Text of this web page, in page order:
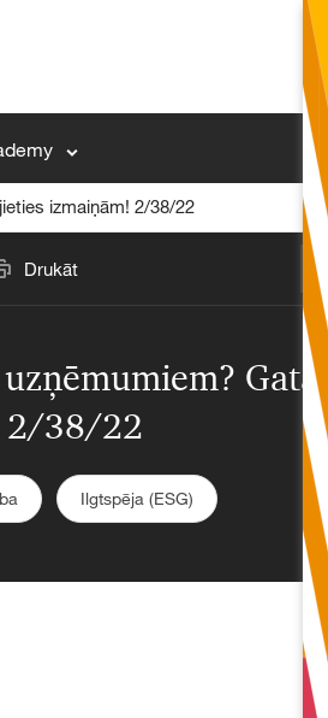
izmaiņām! 2/38/22
Drukāt
2/38/22
Ilgtspēja (ESG)